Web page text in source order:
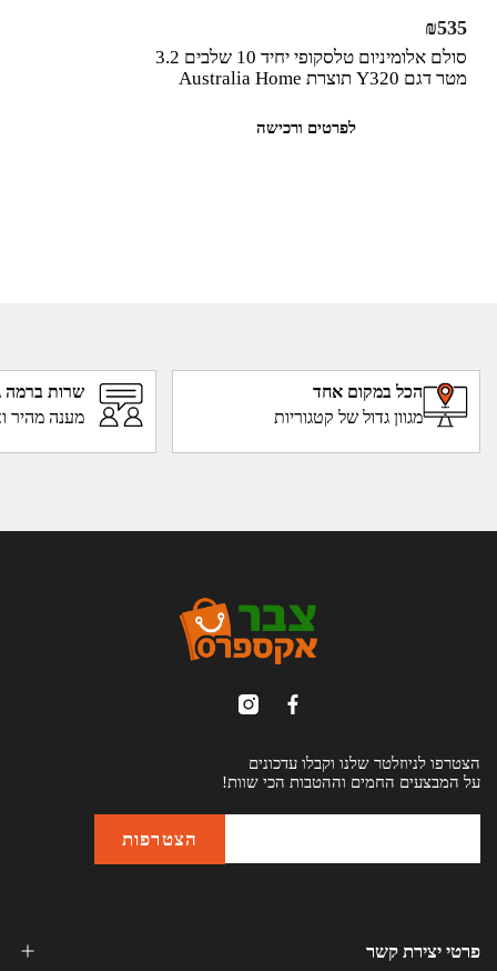
סולם אלומיניום טלסקופי יחיד 10 שלבים 3.2
מטר דגם Y320 תוצרת Australia Home
₪535
לפרטים ורכישה
הכל במקום אחד
מגוון גדול של קטגוריות
שרות ברמה
מענה מהיר
הצטרפו לניוזלטר שלנו וקבלו עדכונים
על המבצעים החמים וההטבות הכי שוות!
פרטי יצירת קשר